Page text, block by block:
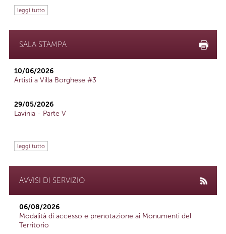
leggi tutto
SALA STAMPA
10/06/2026
Artisti a Villa Borghese #3
29/05/2026
Lavinia - Parte V
leggi tutto
AVVISI DI SERVIZIO
06/08/2026
Modalità di accesso e prenotazione ai Monumenti del
Territorio